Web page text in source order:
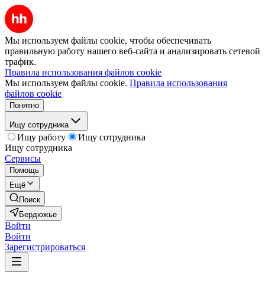
Мы используем файлы cookie, чтобы обеспечивать
правильную работу нашего веб-сайта и анализировать сетевой
трафик.
Правила использования файлов cookie
Мы используем файлы cookie. Правила использования
файлов cookie
Понятно
Ищу сотрудника
Ищу работу
Ищу сотрудника
Ищу сотрудника
Сервисы
Помощь
Ещё
Поиск
Бердюжье
Войти
Войти
Зарегистрироваться